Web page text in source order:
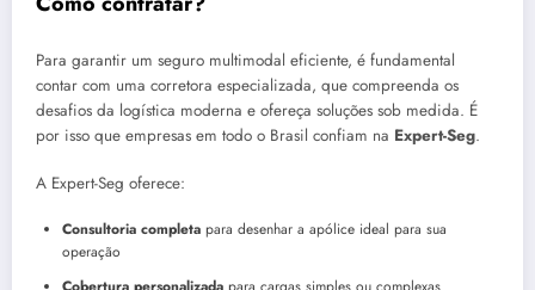
Para garantir um seguro multimodal eficiente, é fundamental
contar com uma corretora especializada, que compreenda os
desafios da logística moderna e ofereça soluções sob medida. É
por isso que empresas em todo o Brasil confiam na Expert-Seg.
A Expert-Seg oferece:
Consultoria completa para desenhar a apólice ideal para sua
operação